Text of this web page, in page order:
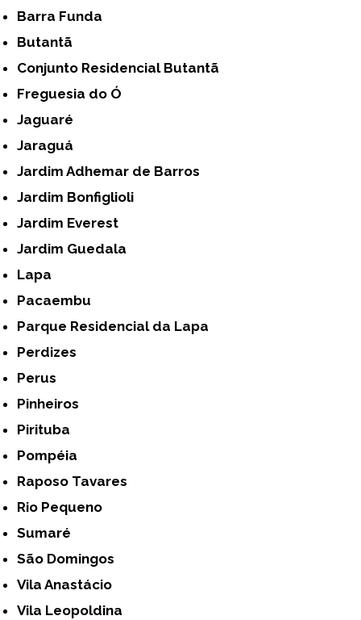
Barra Funda
Butantã
Conjunto Residencial Butantã
Freguesia do Ó
Jaguaré
Jaraguá
Jardim Adhemar de Barros
Jardim Bonfiglioli
Jardim Everest
Jardim Guedala
Lapa
Pacaembu
Parque Residencial da Lapa
Perdizes
Perus
Pinheiros
Pirituba
Pompéia
Raposo Tavares
Rio Pequeno
Sumaré
São Domingos
Vila Anastácio
Vila Leopoldina